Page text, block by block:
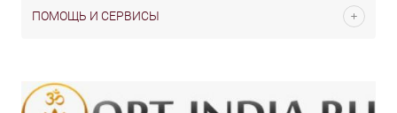
ПОМОЩЬ И СЕРВИСЫ